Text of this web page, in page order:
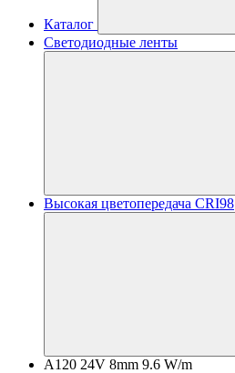
Каталог
Светодиодные ленты
Высокая цветопередача CRI98
A120 24V 8mm 9.6 W/m